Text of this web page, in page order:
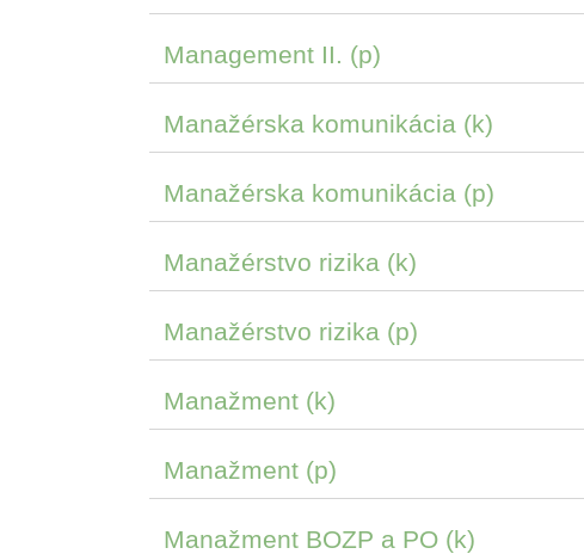
Management II. (p)
Manažérska komunikácia (k)
Manažérska komunikácia (p)
Manažérstvo rizika (k)
Manažérstvo rizika (p)
Manažment (k)
Manažment (p)
Manažment BOZP a PO (k)